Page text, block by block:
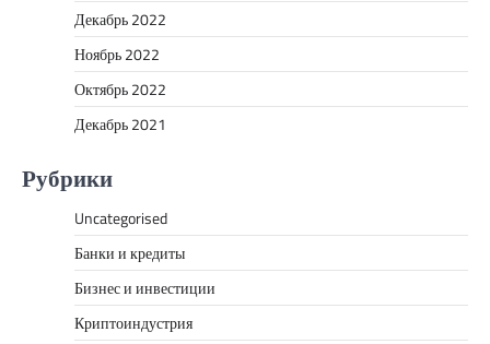
Декабрь 2022
Ноябрь 2022
Октябрь 2022
Декабрь 2021
Рубрики
Uncategorised
Банки и кредиты
Бизнес и инвестиции
Криптоиндустрия